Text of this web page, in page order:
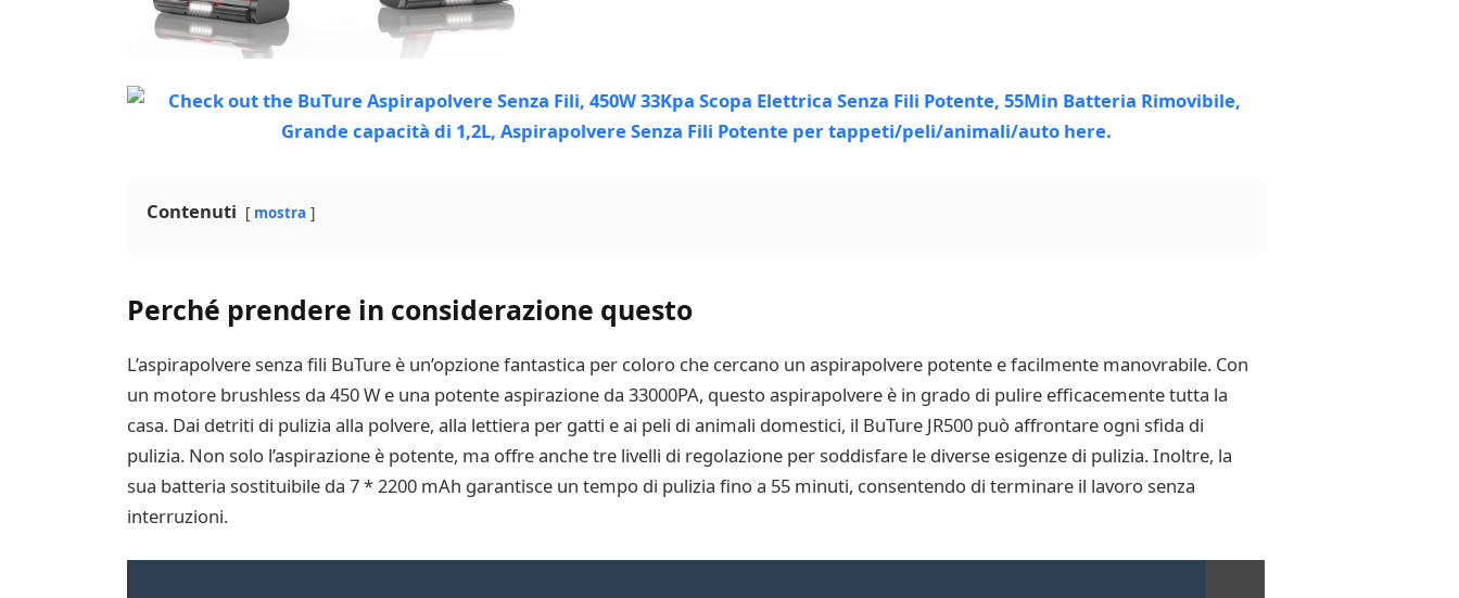
Contenuti mostra
Perché prendere in considerazione questo
L’aspirapolvere senza fili BuTure è un’opzione fantastica per coloro che cercano un aspirapolvere potente e facilmente manovrabile. Con
un motore brushless da 450 W e una potente aspirazione da 33000PA, questo aspirapolvere è in grado di pulire efficacemente tutta la
casa. Dai detriti di pulizia alla polvere, alla lettiera per gatti e ai peli di animali domestici, il BuTure JR500 può affrontare ogni sfida di
pulizia. Non solo l’aspirazione è potente, ma offre anche tre livelli di regolazione per soddisfare le diverse esigenze di pulizia. Inoltre, la
sua batteria sostituibile da 7 * 2200 mAh garantisce un tempo di pulizia fino a 55 minuti, consentendo di terminare il lavoro senza
interruzioni.